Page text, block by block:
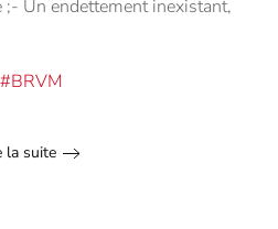
;- Un endettement inexistant,
#BRVM
la suite